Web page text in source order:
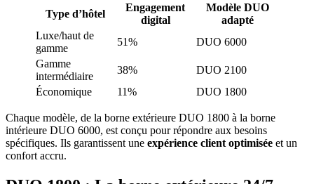
Type d’hôtel
Engagement
digital
Modèle DUO
adapté
Luxe/haut de
gamme
51%
DUO 6000
Gamme
intermédiaire
38%
DUO 2100
Économique
11% DUO 1800
Chaque modèle, de la borne extérieure DUO 1800 à la borne
intérieure DUO 6000, est conçu pour répondre aux besoins
spécifiques. Ils garantissent une expérience client optimisée et un
confort accru.